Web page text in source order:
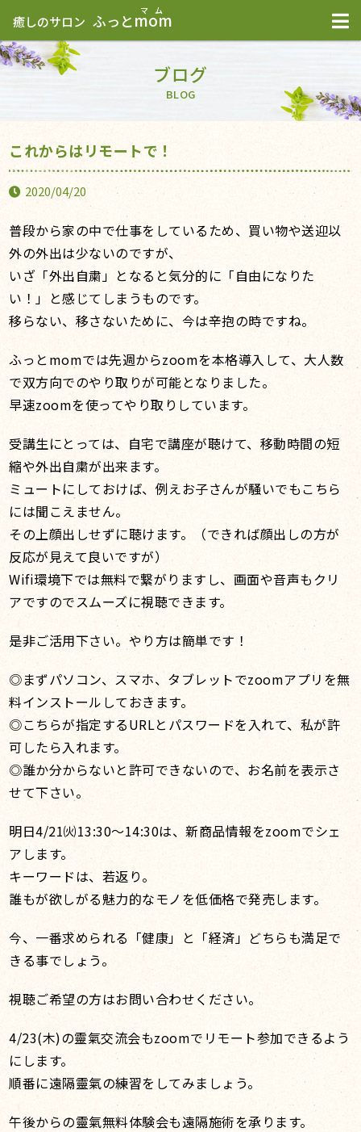
癒しのサロン ふっとmom
ブログ
BLOG
これからはリモートで！
2020/04/20
普段から家の中で仕事をしているため、買い物や送迎以
外の外出は少ないのですが、
いざ「外出自粛」となると気分的に「自由になりた
い！」と感じてしまうものです。
移らない、移さないために、今は辛抱の時ですね。
ふっとmomでは先週からzoomを本格導入して、大人数
で双方向でのやり取りが可能となりました。
早速zoomを使ってやり取りしています。
受講生にとっては、自宅で講座が聴けて、移動時間の短
縮や外出自粛が出来ます。
ミュートにしておけば、例えお子さんが騒いでもこちら
には聞こえません。
その上顔出しせずに聴けます。（できれば顔出しの方が
反応が見えて良いですが）
Wifi環境下では無料で繋がりますし、画面や音声もクリ
アですのでスムーズに視聴できます。
是非ご活用下さい。やり方は簡単です！
◎まずパソコン、スマホ、タブレットでzoomアプリを無
料インストールしておきます。
◎こちらが指定するURLとパスワードを入れて、私が許
可したら入れます。
◎誰か分からないと許可できないので、お名前を表示さ
せて下さい。
明日4/21㈫13:30～14:30は、新商品情報をzoomでシェ
アします。
キーワードは、若返り。
誰もが欲しがる魅力的なモノを低価格で発売します。
今、一番求められる「健康」と「経済」どちらも満足で
きる事でしょう。
視聴ご希望の方はお問い合わせください。
4/23(木)の靈氣交流会もzoomでリモート参加できるよう
にします。
順番に遠隔靈氣の練習をしてみましょう。
午後からの靈氣無料体験会も遠隔施術を承ります。